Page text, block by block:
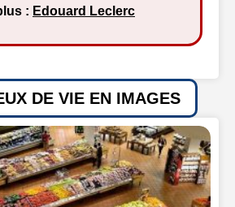
: Edouard Leclerc
DE VIE EN IMAGES